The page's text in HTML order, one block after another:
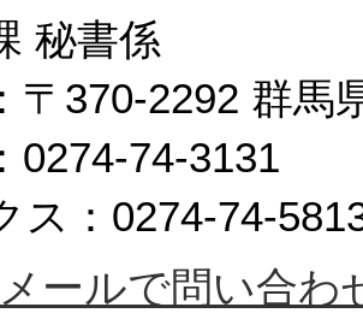
秘書係
〒370-2292 群馬
0274-74-3131
ス：0274-74-
メールで問い合わ